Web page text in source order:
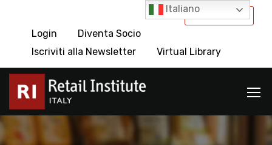
International
Login
Diventa Socio
Iscriviti alla Newsletter
Virtual Library
Italiano